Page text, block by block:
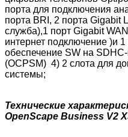
порта для подключения
порта BRI, 2 порта Gigabit
служба),1 порт Gigabit
интернет подключение )и 1
обеспечение SW на
(OCPSM) 4) 2 слота для
системы;
Технические
OpenScape Business V2